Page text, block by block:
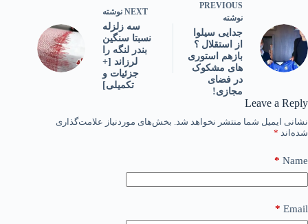
PREVIOUS
نوشته
جدایی سیلوا
از استقلال ؟
بازهم استوری
های مشکوک
در فضای
مجازی!
NEXT نوشته
سه زلزله
نسبتا سنگین
بندر لنگه را
لرزاند [+
جزئیات و
تکمیلی]
Leave a Reply
نشانی ایمیل شما منتشر نخواهد شد. بخش‌های موردنیاز علامت‌گذاری
شده‌اند *
Name
*
Email
*